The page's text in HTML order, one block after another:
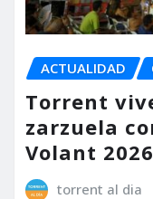
ACTUALIDAD
Torrent
zarzuela
Volant
torrent al dia